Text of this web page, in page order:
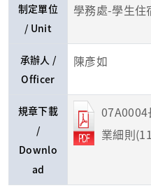
制定單位
/ Unit
學務處-學生住
承辦人 /
Officer
陳彥如
規章下載
/
Downlo
ad
07A0004
業細則